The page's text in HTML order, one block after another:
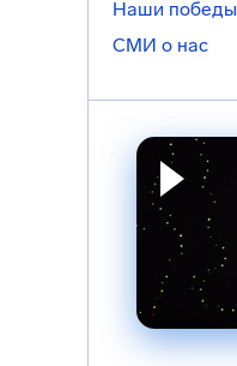
Наши победы
СМИ о нас